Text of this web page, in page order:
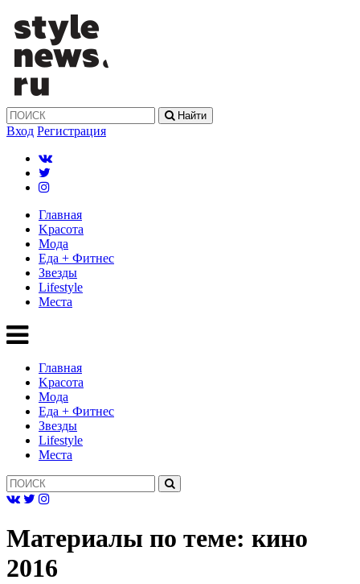
Найти
Вход Регистрация
Главная
Kрасота
Мода
Еда + Фитнес
Звезды
Lifestyle
Mеста
Главная
Kрасота
Мода
Еда + Фитнес
Звезды
Lifestyle
Mеста
Материалы по теме: кино
2016